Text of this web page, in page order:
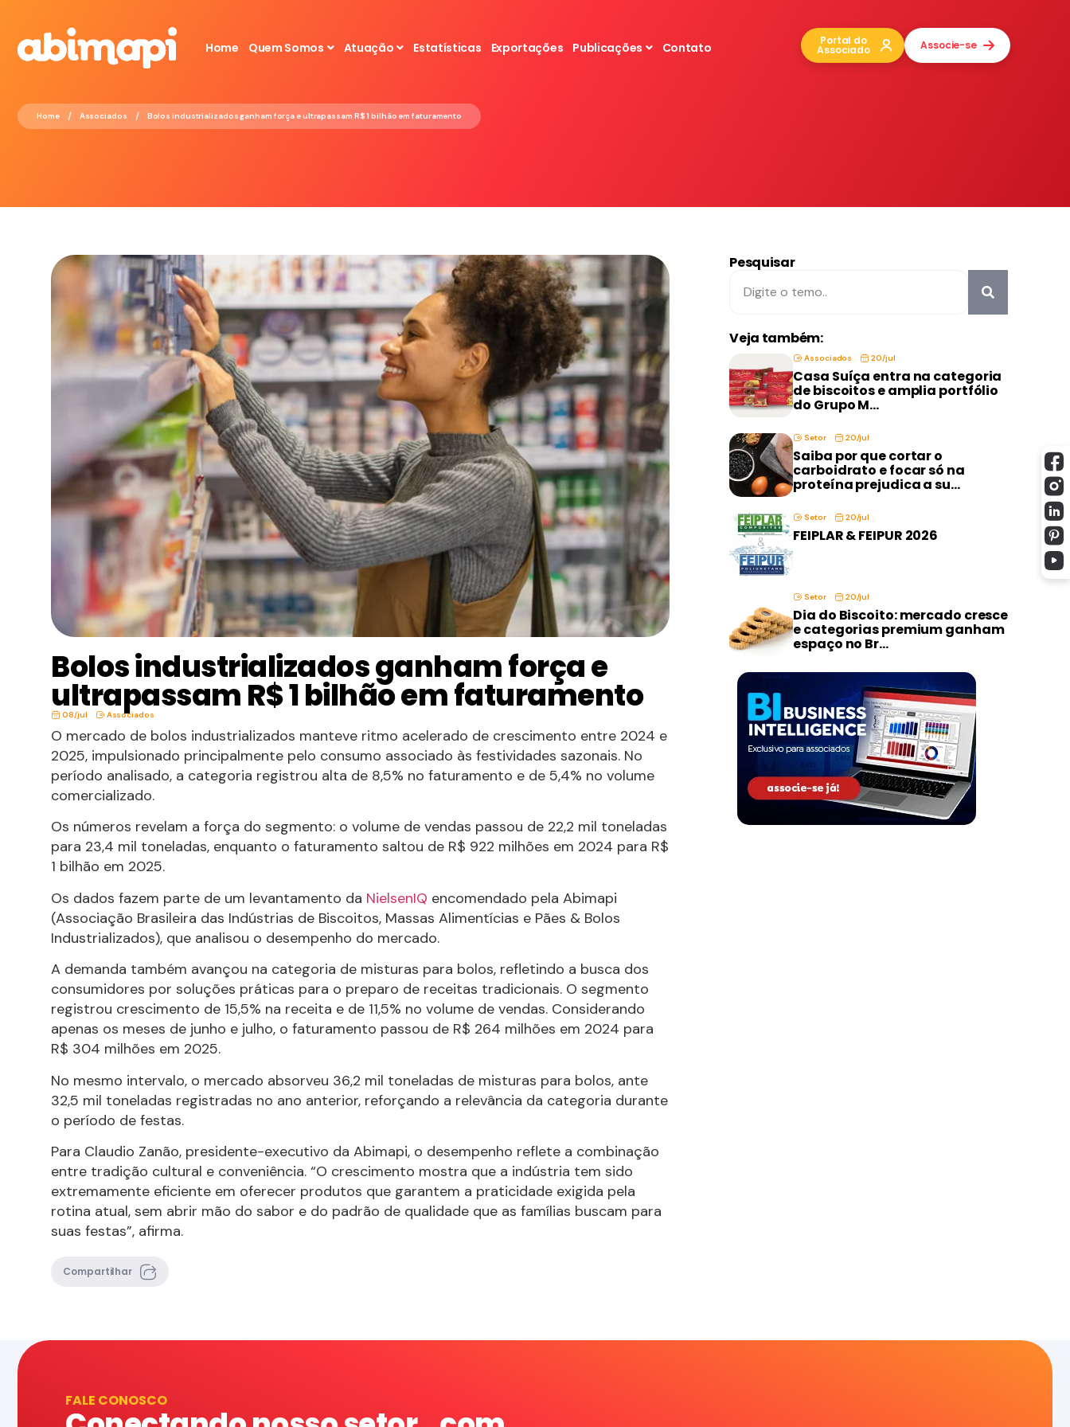
Home Quem Somos Atuação Estatísticas Exportações Publicações Contato Portal do
Associado Associe-se
Home / Associados / Bolos industrializados ganham força e ultrapassam R$ 1 bilhão em faturamento
Bolos industrializados ganham força e
ultrapassam R$ 1 bilhão em faturamento
08/jul Associados
O mercado de bolos industrializados manteve ritmo acelerado de crescimento entre 2024 e
2025, impulsionado principalmente pelo consumo associado às festividades sazonais. No
período analisado, a categoria registrou alta de 8,5% no faturamento e de 5,4% no volume
comercializado.
Os números revelam a força do segmento: o volume de vendas passou de 22,2 mil toneladas
para 23,4 mil toneladas, enquanto o faturamento saltou de R$ 922 milhões em 2024 para R$
1 bilhão em 2025.
Os dados fazem parte de um levantamento da NielsenIQ encomendado pela Abimapi
(Associação Brasileira das Indústrias de Biscoitos, Massas Alimentícias e Pães & Bolos
Industrializados), que analisou o desempenho do mercado.
A demanda também avançou na categoria de misturas para bolos, refletindo a busca dos
consumidores por soluções práticas para o preparo de receitas tradicionais. O segmento
registrou crescimento de 15,5% na receita e de 11,5% no volume de vendas. Considerando
apenas os meses de junho e julho, o faturamento passou de R$ 264 milhões em 2024 para
R$ 304 milhões em 2025.
No mesmo intervalo, o mercado absorveu 36,2 mil toneladas de misturas para bolos, ante
32,5 mil toneladas registradas no ano anterior, reforçando a relevância da categoria durante
o período de festas.
Para Claudio Zanão, presidente-executivo da Abimapi, o desempenho reflete a combinação
entre tradição cultural e conveniência. “O crescimento mostra que a indústria tem sido
extremamente eficiente em oferecer produtos que garantem a praticidade exigida pela
rotina atual, sem abrir mão do sabor e do padrão de qualidade que as famílias buscam para
suas festas”, afirma.
Compartilhar
Pesquisar
Veja também:
Associados 20/jul
Casa Suíça entra na categoria
de biscoitos e amplia portfólio
do Grupo M...
Setor 20/jul
Saiba por que cortar o
carboidrato e focar só na
proteína prejudica a su...
Setor 20/jul
FEIPLAR & FEIPUR 2026
Setor 20/jul
Dia do Biscoito: mercado cresce
e categorias premium ganham
espaço no Br...
FALE CONOSCO